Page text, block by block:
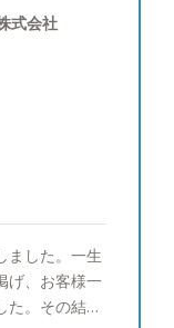
す。 ●こんな
から始めて
や、持って
乗ってもら
・年齢や職
が欲しい
信頼して相
しい 困って
なら皆様の
と出来ると思
式会社
ました。一生
げ、お客様一
た。その結